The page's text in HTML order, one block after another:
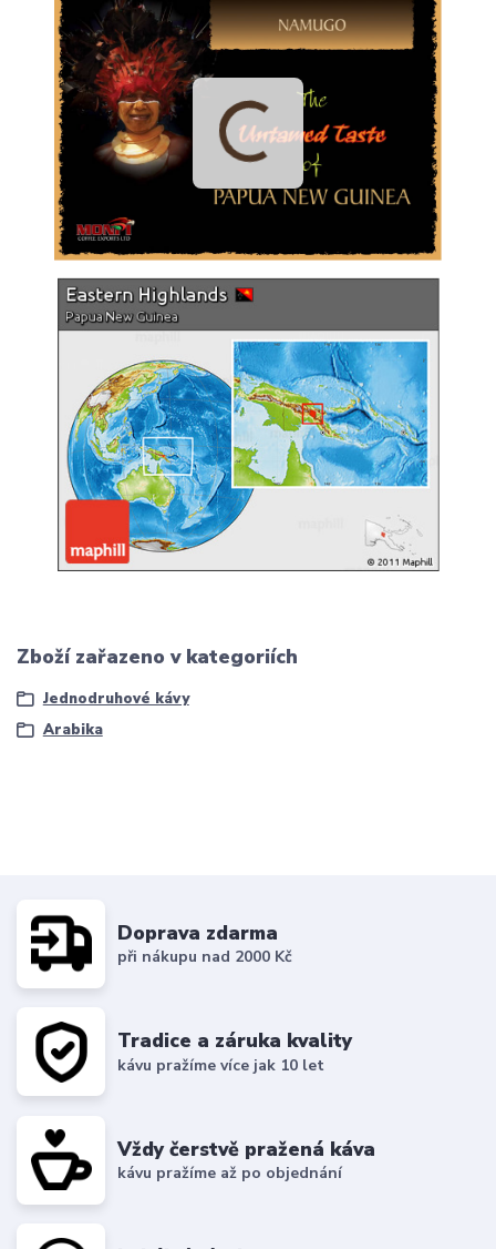
Zboží zařazeno v kategoriích
Jednodruhové kávy
Arabika
Doprava zdarma
při nákupu nad 2000 Kč
Tradice a záruka kvality
kávu pražíme více jak 10 let
Vždy čerstvě pražená káva
kávu pražíme až po objednání